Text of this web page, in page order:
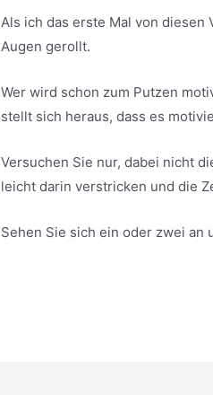
Als ich das erste Mal von
Augen gerollt.
Wer wird schon zum Putzen
stellt sich heraus, dass es
Versuchen Sie nur, dabei nicht
leicht darin verstricken und die
Sehen Sie sich ein oder zwei an